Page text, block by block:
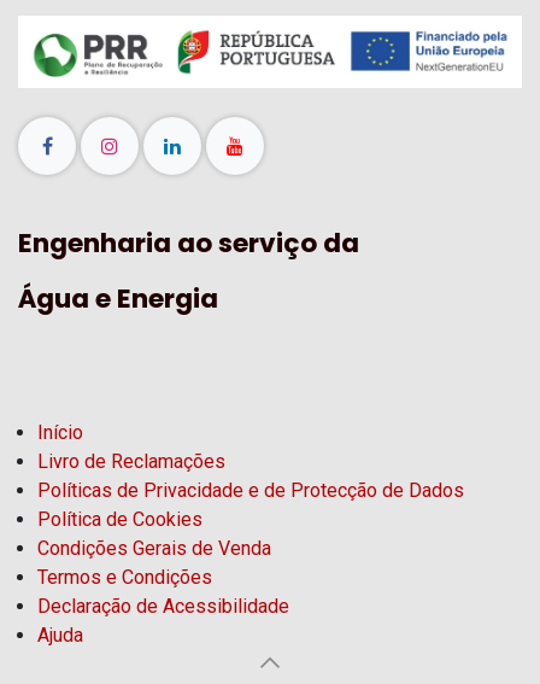
Engenharia ao serviço da
Água e Energia
Início
Livro de Reclamações
Políticas de Privacidade e de Protecção de Dados
Política de Cookies
Condições Gerais de Venda
Termos e Condições
Declaração de Acessibilidade
Ajuda